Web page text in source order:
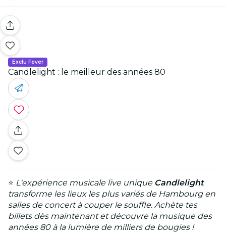
Exclu Fever
Candlelight : le meilleur des années 80
⭐ L'expérience musicale live unique Candlelight
transforme les lieux les plus variés de Hambourg en
salles de concert à couper le souffle. Achète tes
billets dès maintenant et découvre la musique des
années 80 à la lumière de milliers de bougies !